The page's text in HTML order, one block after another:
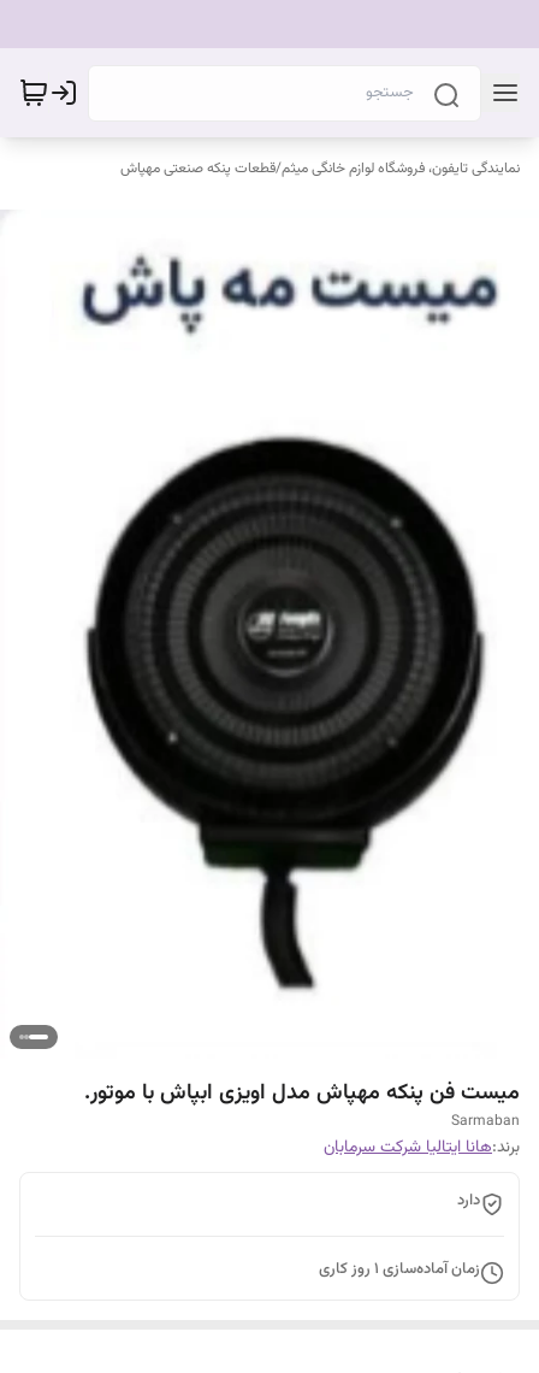
نمایندگی تایفون، فروشگاه لوازم خانگی میثم/قطعات پنکه صنعتی مهپاش
میست فن پنکه مهپاش مدل اویزی ابپاش با موتور.
Sarmaban
برند:هانا ایتالیا شرکت سرمابان
دارد
زمان آماده‌سازی 1 روز کاری